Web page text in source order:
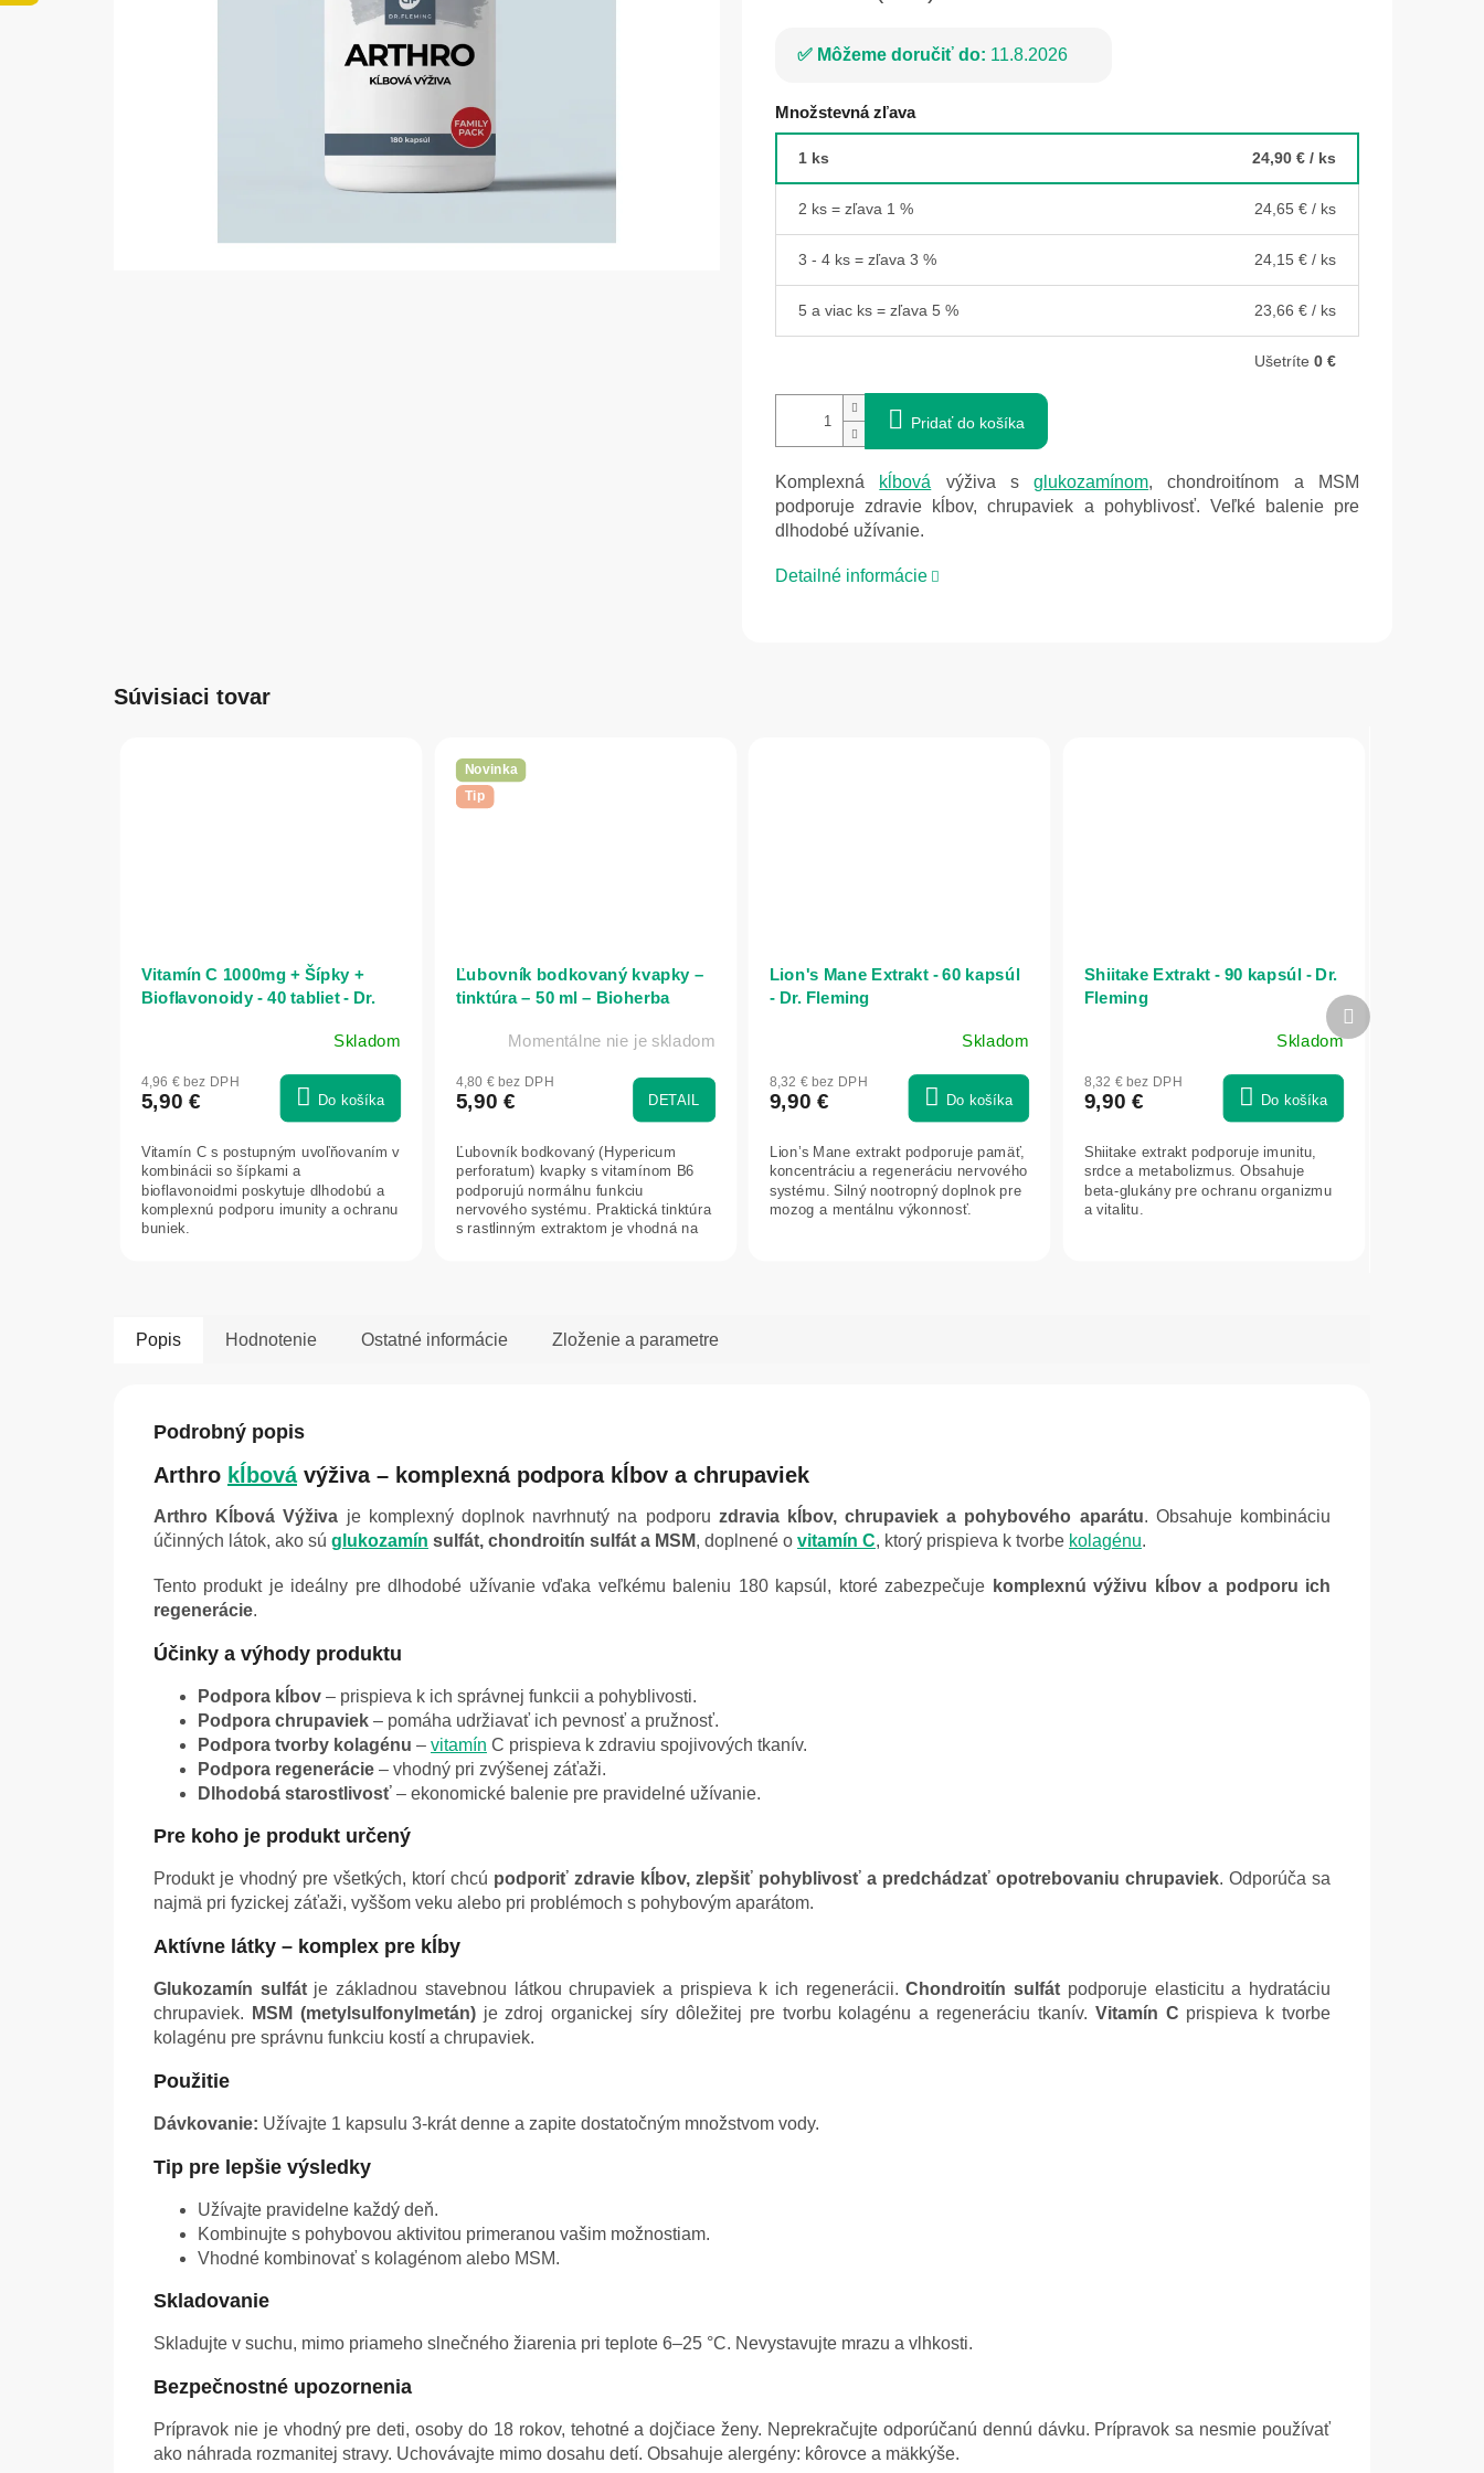
Môžeme doručiť do: 11.8.2026
Množstevná zľava
1 ks 24,90 € / ks
2 ks = zľava 1 % 24,65 € / ks
3 - 4 ks = zľava 3 % 24,15 € / ks
5 a viac ks = zľava 5 % 23,66 € / ks
Ušetríte 0 €
Pridať do košíka
Komplexná kĺbová výživa sglukozamínom, chondroitínom a MSM
podporuje zdravie kĺbov, chrupaviek a pohyblivosť. Veľké balenie pre
dlhodobé užívanie.
Detailné informácie
Súvisiaci tovar
Vitamín C 1000mg + Šípky +
Bioflavonoidy - 40 tabliet - Dr.
Skladom
4,96 € bez DPH
5,90 € Do košíka
Vitamín C s postupným uvoľňovaním v
kombinácii so šípkami a
bioflavonoidmi poskytuje dlhodobú a
komplexnú podporu imunity a ochranu
buniek.
Novinka
Tip
Ľubovník bodkovaný kvapky –
tinktúra – 50 ml – Bioherba
Momentálne nie je skladom
4,80 € bez DPH
5,90 € DETAIL
Ľubovník bodkovaný (Hypericum
perforatum) kvapky s vitamínom B6
podporujú normálnu funkciu
nervového systému. Praktická tinktúra
s rastlinným extraktom je vhodná na
Lion's Mane Extrakt - 60 kapsúl
- Dr. Fleming
Skladom
8,32 € bez DPH
9,90 € Do košíka
Lion’s Mane extrakt podporuje pamäť,
koncentráciu a regeneráciu nervového
systému. Silný nootropný doplnok pre
mozog a mentálnu výkonnosť.
Shiitake Extrakt - 90 kapsúl - Dr.
Fleming
Skladom
8,32 € bez DPH
9,90 € Do košíka
Shiitake extrakt podporuje imunitu,
srdce a metabolizmus. Obsahuje
beta-glukány pre ochranu organizmu
a vitalitu.
Ďalší
produkt
Popis Hodnotenie Ostatné informácie Zloženie a parametre
Podrobný popis
Arthro kĺbovávýživa – komplexná podpora kĺbov a chrupaviek
Arthro Kĺbová Výživa je komplexný doplnok navrhnutý na podporu zdravia kĺbov, chrupaviek a pohybového aparátu. Obsahuje kombináciu
účinných látok, ako sú glukozamín sulfát, chondroitín sulfát a MSM, doplnené o vitamín C, ktorý prispieva k tvorbe kolagénu.
Tento produkt je ideálny pre dlhodobé užívanie vďaka veľkému baleniu 180 kapsúl, ktoré zabezpečuje komplexnú výživu kĺbov a podporu ich
regenerácie.
Účinky a výhody produktu
Podpora kĺbov – prispieva k ich správnej funkcii a pohyblivosti.
Podpora chrupaviek – pomáha udržiavať ich pevnosť a pružnosť.
Podpora tvorby kolagénu – vitamín C prispieva k zdraviu spojivových tkanív.
Podpora regenerácie – vhodný pri zvýšenej záťaži.
Dlhodobá starostlivosť – ekonomické balenie pre pravidelné užívanie.
Pre koho je produkt určený
Produkt je vhodný pre všetkých, ktorí chcú podporiť zdravie kĺbov, zlepšiť pohyblivosť a predchádzať opotrebovaniu chrupaviek. Odporúča sa
najmä pri fyzickej záťaži, vyššom veku alebo pri problémoch s pohybovým aparátom.
Aktívne látky – komplex pre kĺby
Glukozamín sulfátje základnou stavebnou látkou chrupaviek a prispieva k ich regenerácii.Chondroitín sulfát podporuje elasticitu a hydratáciu
chrupaviek.
MSM (metylsulfonylmetán)je zdroj organickej síry dôležitej pre tvorbu kolagénu a regeneráciu tkanív. Vitamín C prispieva k tvorbe
kolagénu pre správnu funkciu kostí a chrupaviek.
Použitie
Dávkovanie: Užívajte 1 kapsulu 3-krát denne a zapite dostatočným množstvom vody.
Tip pre lepšie výsledky
Užívajte pravidelne každý deň.
Kombinujte s pohybovou aktivitou primeranou vašim možnostiam.
Vhodné kombinovať s kolagénom alebo MSM.
Skladovanie
Skladujte v suchu, mimo priameho slnečného žiarenia pri teplote 6–25 °C. Nevystavujte mrazu a vlhkosti.
Bezpečnostné upozornenia
Prípravok nie je vhodný pre deti, osoby do 18 rokov, tehotné a dojčiace ženy. Neprekračujte odporúčanú dennú dávku. Prípravok sa nesmie používať
ako náhrada rozmanitej stravy. Uchovávajte mimo dosahu detí. Obsahuje alergény: kôrovce a mäkkýše.